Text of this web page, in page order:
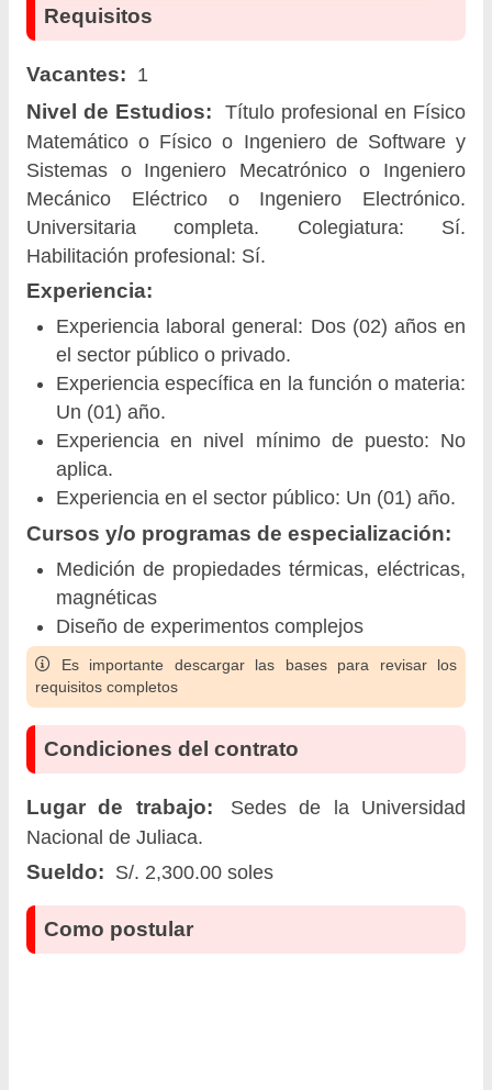
Requisitos
Vacantes: 1
Nivel de Estudios:
Título profesional en Físico
Matemático o Físico o Ingeniero de Software y
Sistemas o Ingeniero Mecatrónico o Ingeniero
Mecánico Eléctrico o Ingeniero Electrónico.
Universitaria completa. Colegiatura: Sí.
Habilitación profesional: Sí.
Experiencia:
Experiencia laboral general: Dos (02) años en
el sector público o privado.
Experiencia específica en la función o materia:
Un (01) año.
Experiencia en nivel mínimo de puesto: No
aplica.
Experiencia en el sector público: Un (01) año.
Cursos y/o programas de especialización:
Medición de propiedades térmicas, eléctricas,
magnéticas
Diseño de experimentos complejos
Es importante descargar las bases para revisar los
requisitos completos
Condiciones del contrato
Lugar de trabajo:
Sedes de la Universidad
Nacional de Juliaca.
Sueldo: S/. 2,300.00 soles
Como postular